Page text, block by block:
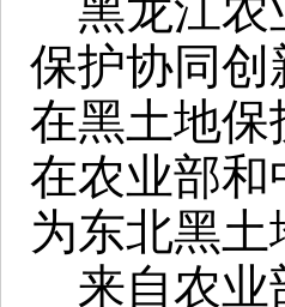
黑龙江农
保护协同创
在黑土地保
在农业部和
为东北黑
来自农业